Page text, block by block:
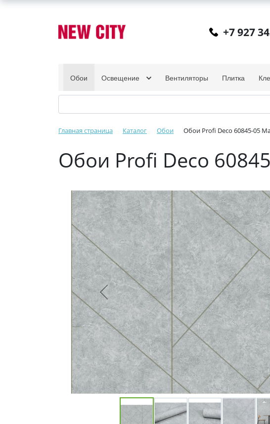
+7 927
Обои Освещение Вентиляторы Плитка
Главная страница Каталог Обои Обои Profi Deco 60845-05
Обои Profi Deco